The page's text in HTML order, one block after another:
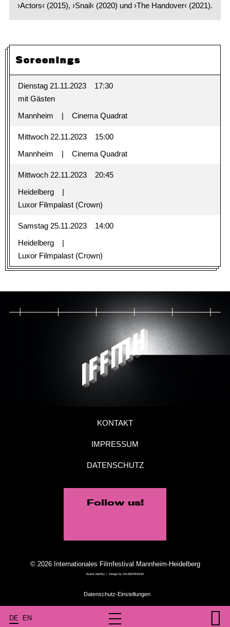
DE EN
›Actors‹ (2015), ›Snail‹ (2020) und ›The Handover‹ (2021).
Screenings
Dienstag 21.11.2023
17:30
mit Gästen
Mannheim
Cinema Quadrat
Mittwoch 22.11.2023
15:00
Mannheim
Cinema Quadrat
Mittwoch 22.11.2023
20:45
Heidelberg
Luxor Filmpalast (Crown)
Samstag 25.11.2023
14:00
Heidelberg
Luxor Filmpalast (Crown)
KONTAKT
IMPRESSUM
DATENSCHUTZ
Follow us!
© 2026 Internationales Filmfestival Mannheim-Heidelberg
Brand Identity + Design by DAUBERMANN